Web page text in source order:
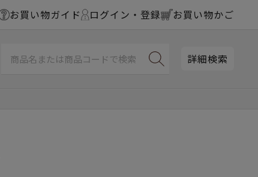
お買い物ガイド ログイン・登録 お買い物かご
詳細検索